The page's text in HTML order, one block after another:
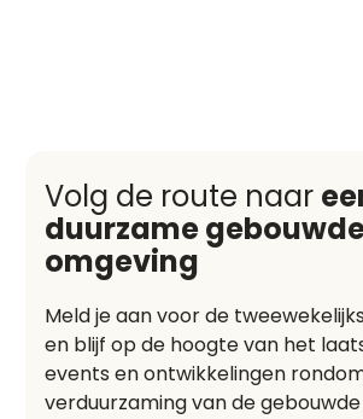
Volg de route naar
duurzame
omgeving
Meld je aan voor de
en blijf op de hoogte van het
events en ontwikkelingen
verduurzaming van de